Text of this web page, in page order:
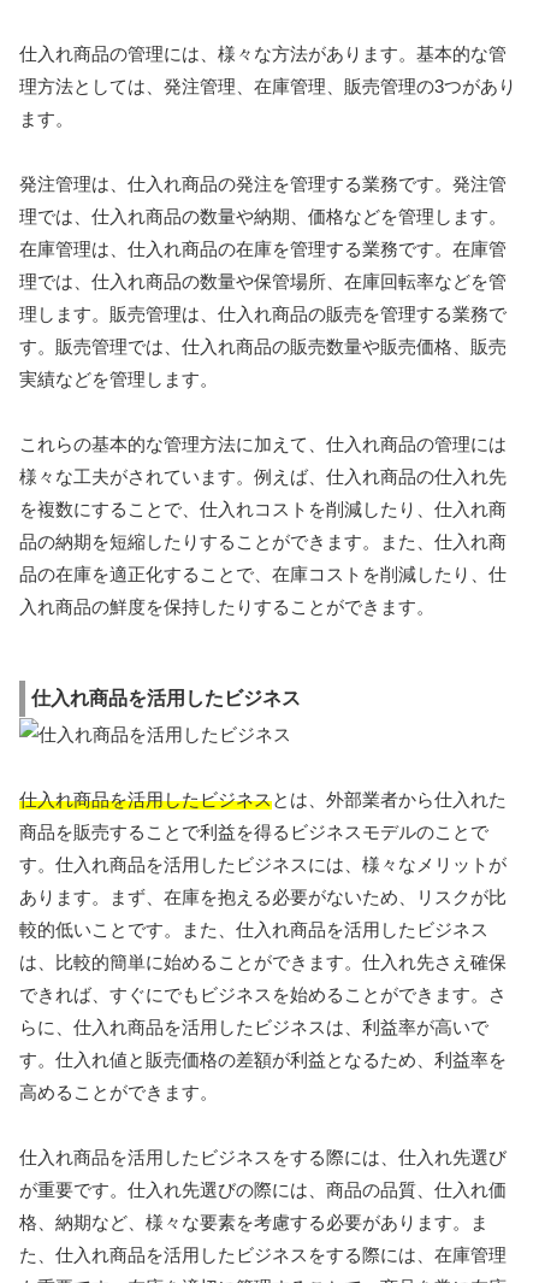
仕入れ商品の管理には、様々な方法があります。基本的な管
理方法としては、発注管理、在庫管理、販売管理の3つがあり
ます。
発注管理は、仕入れ商品の発注を管理する業務です。発注管
理では、仕入れ商品の数量や納期、価格などを管理します。
在庫管理は、仕入れ商品の在庫を管理する業務です。在庫管
理では、仕入れ商品の数量や保管場所、在庫回転率などを管
理します。販売管理は、仕入れ商品の販売を管理する業務で
す。販売管理では、仕入れ商品の販売数量や販売価格、販売
実績などを管理します。
これらの基本的な管理方法に加えて、仕入れ商品の管理には
様々な工夫がされています。例えば、仕入れ商品の仕入れ先
を複数にすることで、仕入れコストを削減したり、仕入れ商
品の納期を短縮したりすることができます。また、仕入れ商
品の在庫を適正化することで、在庫コストを削減したり、仕
入れ商品の鮮度を保持したりすることができます。
仕入れ商品を活用したビジネス
仕入れ商品を活用したビジネスとは、外部業者から仕入れた
商品を販売することで利益を得るビジネスモデルのことで
す。仕入れ商品を活用したビジネスには、様々なメリットが
あります。まず、在庫を抱える必要がないため、リスクが比
較的低いことです。また、仕入れ商品を活用したビジネス
は、比較的簡単に始めることができます。仕入れ先さえ確保
できれば、すぐにでもビジネスを始めることができます。さ
らに、仕入れ商品を活用したビジネスは、利益率が高いで
す。仕入れ値と販売価格の差額が利益となるため、利益率を
高めることができます。
仕入れ商品を活用したビジネスをする際には、仕入れ先選び
が重要です。仕入れ先選びの際には、商品の品質、仕入れ価
格、納期など、様々な要素を考慮する必要があります。ま
た、仕入れ商品を活用したビジネスをする際には、在庫管理